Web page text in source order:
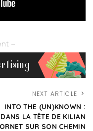
–
NEXT ARTICLE
INTO THE (UN)KNOWN :
DANS LA TÊTE DE KILIAN
SUR SON CHEMIN